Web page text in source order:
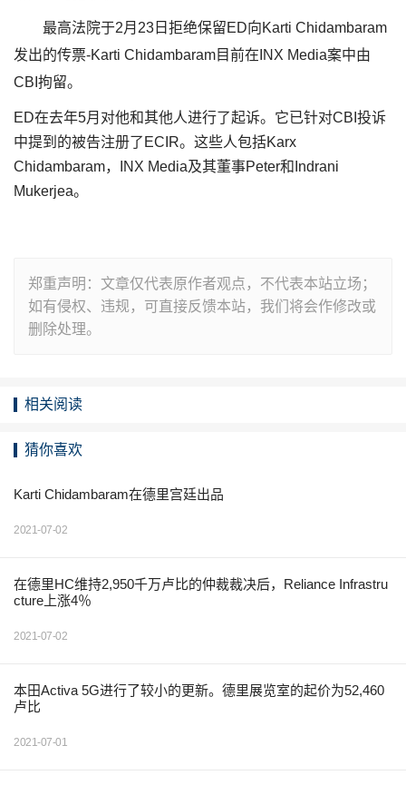
最高法院于2月23日拒绝保留ED向Karti Chidambaram
发出的传票-Karti Chidambaram目前在INX Media案中由
CBI拘留。
ED在去年5月对他和其他人进行了起诉。它已针对CBI投诉
中提到的被告注册了ECIR。这些人包括Karx
Chidambaram，INX Media及其董事Peter和Indrani
Mukerjea。
郑重声明：文章仅代表原作者观点，不代表本站立场；
如有侵权、违规，可直接反馈本站，我们将会作修改或
删除处理。
相关阅读
猜你喜欢
Karti Chidambaram在德里宫廷出品
2021-07-02
在德里HC维持2,950千万卢比的仲裁裁决后，Reliance Infrastru
cture上涨4％
2021-07-02
本田Activa 5G进行了较小的更新。德里展览室的起价为52,460
卢比
2021-07-01